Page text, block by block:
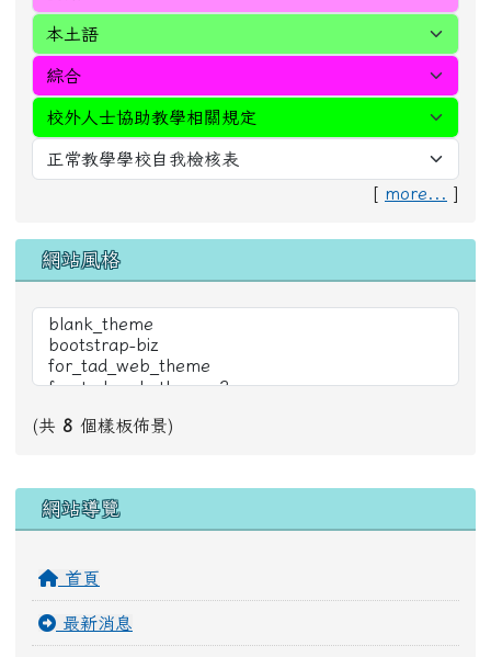
[ more... ]
網站風格
(共 8 個樣板佈景)
右邊區域內容
網站導覽
首頁
最新消息